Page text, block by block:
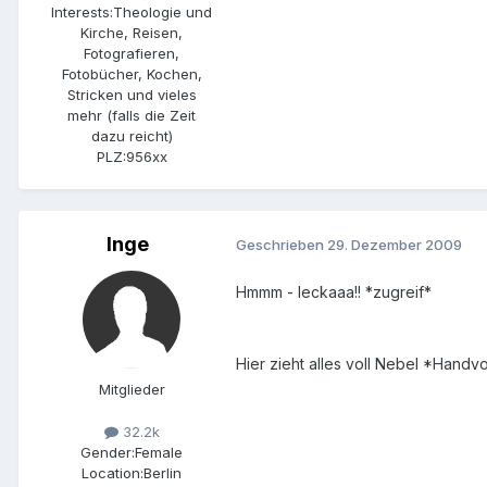
Interests:Theologie und
Kirche, Reisen,
Fotografieren,
Fotobücher, Kochen,
Stricken und vieles
mehr (falls die Zeit
dazu reicht)
PLZ:956xx
Inge
Mitglieder
32.2k
Gender:Female
Location:Berlin
Geschrieben 29. Dezember 2009
Hmmm - leckaaa!! *zugreif*
Hier zieht alles voll Nebel